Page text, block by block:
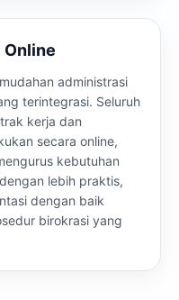
Online
administrasi
terintegrasi. Seluruh
kerja dan
secara online,
kebutuhan
lebih praktis,
dengan baik
birokrasi yang